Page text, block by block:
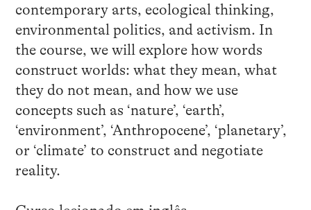
contemporary arts, ecological thinking,
environmental politics, and activism. In
the course, we will explore how words
construct worlds: what they mean, what
they do not mean, and how we use
concepts such as ‘nature’, ‘earth’,
‘environment’, ‘Anthropocene’, ‘planetary’,
or ‘climate’ to construct and negotiate
reality.